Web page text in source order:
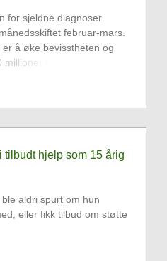
for sjeldne diagnoser
februar-mars.
å øke bevisstheten og
menneskene som
tilbudt hjelp som 15 årig
aldri spurt om hun
eller fikk tilbud om støtte